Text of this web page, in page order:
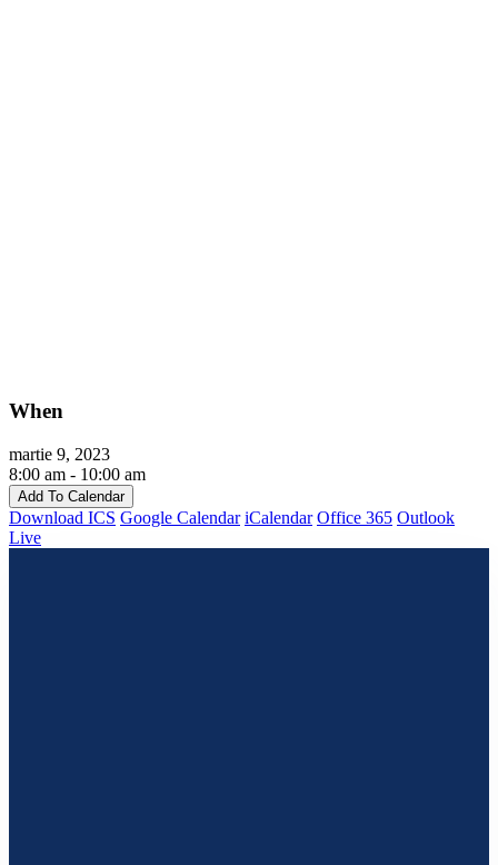
When
martie 9, 2023
8:00 am - 10:00 am
Add To Calendar
Download ICS Google Calendar iCalendar Office 365 Outlook
Live